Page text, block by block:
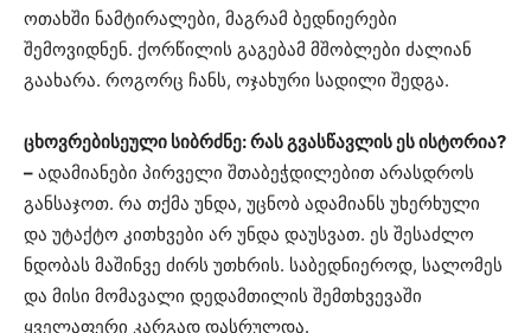
ოთახში ნამტირალები, მაგრამ ბედნიერები
შემოვიდნენ. ქორწილის გაგებამ მშობლები ძალიან
გაახარა. როგორც ჩანს, ოჯახური სადილი შედგა.
ცხოვრებისეული სიბრძნე: რას გვასწავლის ეს ისტორია?
– ადამიანები პირველი შთაბეჭდილებით არასდროს
განსაჯოთ. რა თქმა უნდა, უცნობ ადამიანს უხერხული
და უტაქტო კითხვები არ უნდა დაუსვათ. ეს შესაძლო
ნდობას მაშინვე ძირს უთხრის. საბედნიეროდ, სალომეს
და მისი მომავალი დედამთილის შემთხვევაში
ყველაფერი კარგად დასრულდა.